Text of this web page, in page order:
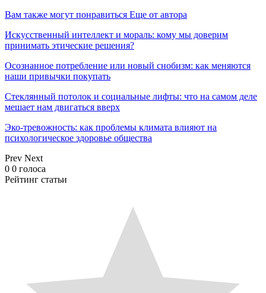
Вам также могут понравиться Еще от автора
Искусственный интеллект и мораль: кому мы доверим
принимать этические решения?
Осознанное потребление или новый снобизм: как меняются
наши привычки покупать
Стеклянный потолок и социальные лифты: что на самом деле
мешает нам двигаться вверх
Эко-тревожность: как проблемы климата влияют на
психологическое здоровье общества
Prev Next
0 0 голоса
Рейтинг статьи